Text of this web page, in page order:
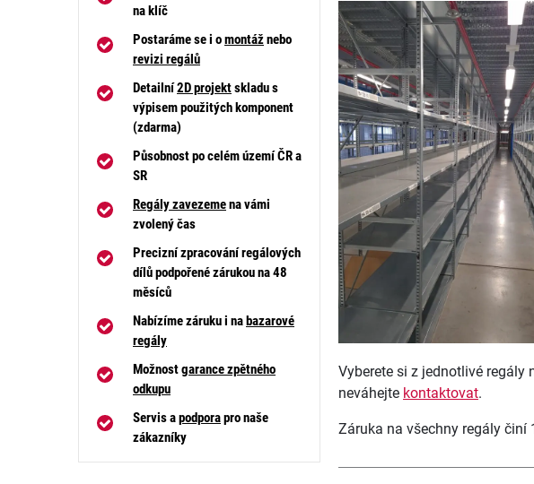
na klíč
Postaráme se i omontážnebo
revizi regálů
Detailní2D projektskladu s
výpisem použitých komponent
(zdarma)
Působnost po celém území ČR a
SR
Regály zavezemena vámi
zvolený čas
Precizní zpracování regálových
dílů podpořené zárukou na 48
měsíců
Nabízíme záruku i nabazarové
regály
Možnostgarance zpětného
odkupu
Servis apodporapro naše
zákazníky
Vyberete si z jednotlivé
neváhejte kontaktovat.
Záruka na všechny regály činí